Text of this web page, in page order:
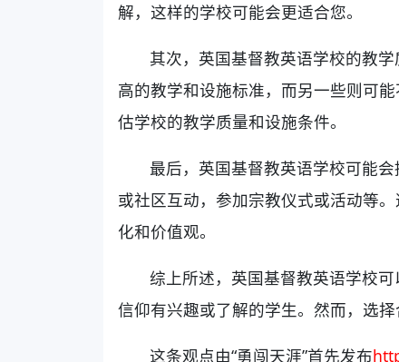
解，这样的学校可能会更适合您。
其次，英国基督教英语学校的教
高的教学和设施标准，而另一些则可
估学校的教学质量和设施条件。
最后，英国基督教英语学校可能
或社区互动，参加宗教仪式或活动等
化和价值观。
综上所述，英国基督教英语学校
信仰有兴趣或了解的学生。然而，选
这条观点由“勇闯天涯”首先发布